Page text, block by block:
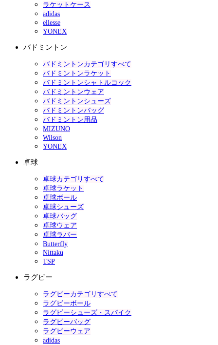
ラケットケース
adidas
ellesse
YONEX
バドミントン
バドミントンカテゴリすべて
バドミントンラケット
バドミントンシャトルコック
バドミントンウェア
バドミントンシューズ
バドミントンバッグ
バドミントン用品
MIZUNO
Wilson
YONEX
卓球
卓球カテゴリすべて
卓球ラケット
卓球ボール
卓球シューズ
卓球バッグ
卓球ウェア
卓球ラバー
Butterfly
Nittaku
TSP
ラグビー
ラグビーカテゴリすべて
ラグビーボール
ラグビーシューズ・スパイク
ラグビーバッグ
ラグビーウェア
adidas